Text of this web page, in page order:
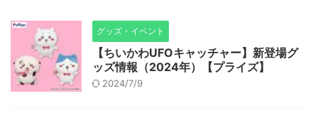
グッズ・イベント
【ちいかわUFOキャッチャー】新登場グ
ッズ情報（2024年）【プライズ】
2024/7/9